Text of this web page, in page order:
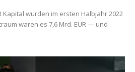
Kapital wurden im ersten Halbjahr 2022
waren es 7,6 Mrd. EUR — und